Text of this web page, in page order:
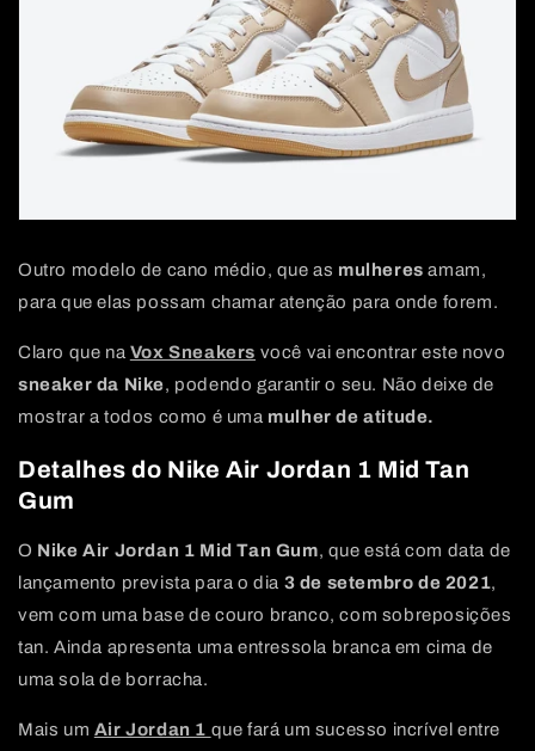
Outro modelo de cano médio, que as mulheres amam,
para que elas possam chamar atenção para onde forem.
Claro que na Vox Sneakers você vai encontrar este novo
sneaker da Nike, podendo garantir o seu. Não deixe de
mostrar a todos como é uma mulher de atitude.
Detalhes do Nike Air Jordan 1 Mid Tan
Gum
O Nike Air Jordan 1 Mid Tan Gum, que está com data de
lançamento prevista para o dia 3 de setembro de 2021,
vem com uma base de couro branco, com sobreposições
tan. Ainda apresenta uma entressola branca em cima de
uma sola de borracha.
Mais um Air Jordan 1 que fará um sucesso incrível entre